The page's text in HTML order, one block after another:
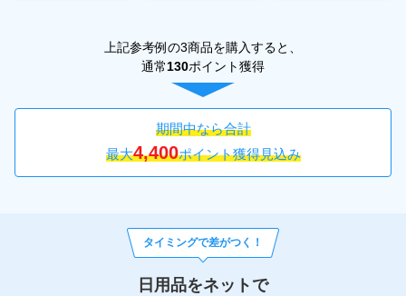
上記参考例の3商品を購入すると、
通常130ポイント獲得
期間中なら合計
最大4,400ポイント獲得見込み
タイミングで差がつく！
日用品をネットで